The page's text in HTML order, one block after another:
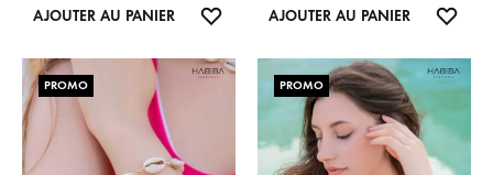
AJOUTER AU PANIER
SOUHAITS
AJOUTER AU PANIER
PROMO PROMO